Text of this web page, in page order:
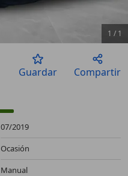
1 / 1
Guardar Compartir
07/2019
Ocasión
Manual